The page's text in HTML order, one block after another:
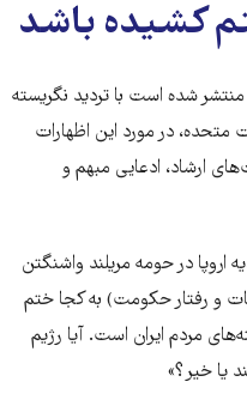
کشیده باشد
شده است با تردید نگریسته
متحده، در مورد این اظهارات
ارشاد، ادعایی مبهم و
اروپا در حومه مریلند واشنگتن
و رفتار حکومت) به کجا ختم
مردم ایران است. آیا رژیم
یا خیر؟»